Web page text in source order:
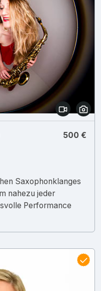
500 €
Saxophonklanges
nahezu jeder
Performance